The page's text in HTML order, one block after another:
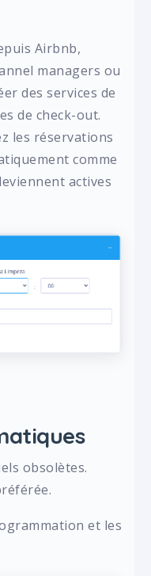
Airbnb,
managers ou
des services de
de check-out.
les réservations
comme
actives
obsolètes.
et les